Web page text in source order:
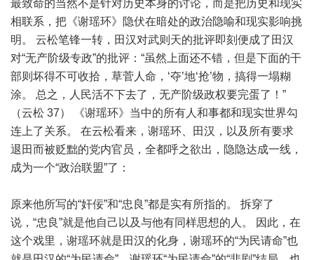
最致命的当然不是针对历史本身的讨论，而是把历史和现实
相联系，把《谢瑶环》隐伏在暗处的政治隐喻和现实影响挑
明。 云松笔锋一转，田汉对武则天的批评即刻便成了田汉
对“无产阶级专政”的批评：“虽然上面还不错，但是下面的干
部则坏得不可收拾，草菅人命，‘夺’地‘抢’物，搞得一塌糊
涂。 总之，人民活不下去了，无产阶级政权要完蛋了！”
（云松 37） 《谢瑶环》当中的所有人和事都和现实世界勾
连上了关系。 在云松看来，谢瑶环、田汉，以及所有要求
退田而被贬黜的党内官员，全都呼之欲出，隐隐达成一线，
成为一个“政治联盟”了：
原来他所写的“奸佞”和“忠良”都是实有所指的。 拆穿了
说，“忠良”就是他自己以及与他有同样思想的人。 因此，在
这个戏里，谢瑶环就是田汉的化身，谢瑶环的“为民请命”也